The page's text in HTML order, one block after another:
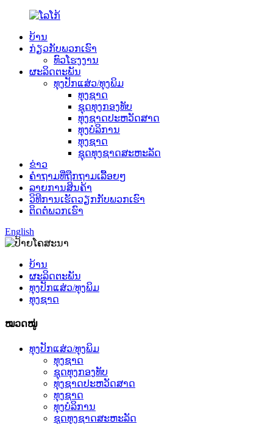
ບ້ານ
ກ່ຽວກັບພວກເຮົາ
ທົວໂຮງງານ
ຜະລິດຕະພັນ
ທຸງປັກແສ່ວ/ທຸງພິມ
ທຸງຊາດ
ຊຸດທຸງກອງທັບ
ທຸງຊາດປະຫວັດສາດ
ທຸງບໍລິການ
ທຸງຊາດ
ຊຸດທຸງຊາດສະຫະລັດ
ຂ່າວ
ຄຳຖາມທີ່ຖືກຖາມເລື້ອຍໆ
ລາຍການສິນຄ້າ
ວິທີການເຮັດວຽກກັບພວກເຮົາ
ຕິດຕໍ່ພວກເຮົາ
English
ບ້ານ
ຜະລິດຕະພັນ
ທຸງປັກແສ່ວ/ທຸງພິມ
ທຸງຊາດ
ໝວດໝູ່
ທຸງປັກແສ່ວ/ທຸງພິມ
ທຸງຊາດ
ຊຸດທຸງກອງທັບ
ທຸງຊາດປະຫວັດສາດ
ທຸງຊາດ
ທຸງບໍລິການ
ຊຸດທຸງຊາດສະຫະລັດ